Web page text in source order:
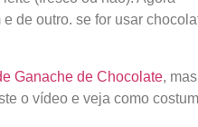
de outro. se for usar
Ganache de Chocolate, mas
o vídeo e veja como